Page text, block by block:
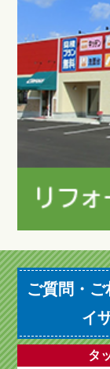
ご質問・
イ
タ